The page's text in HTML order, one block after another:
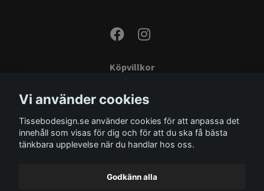
Köpvillkor
Monteringsinstruktioner
Miljö
Storleksguide
Vi använder cookies
Tissebodesign.se använder cookies för att anpassa det
innehåll som visas för dig och för att du ska få bästa
tänkbara upplevelse när du handlar hos oss.
Godkänn alla